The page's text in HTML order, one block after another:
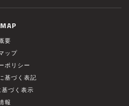
要
ップ
ポリシー
基づく表記
づく表示
報